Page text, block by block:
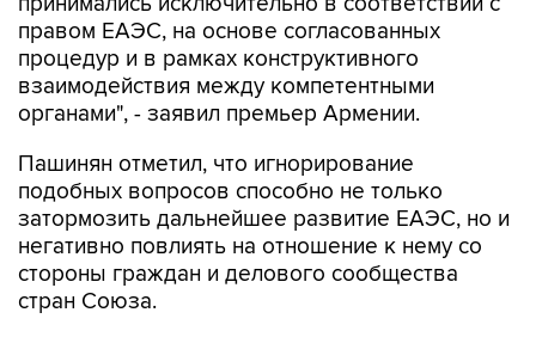
правом ЕАЭС, на основе согласованных
процедур и в рамках конструктивного
взаимодействия между компетентными
органами", - заявил премьер Армении.
Пашинян отметил, что игнорирование
подобных вопросов способно не только
затормозить дальнейшее развитие ЕАЭС, но и
негативно повлиять на отношение к нему со
стороны граждан и делового сообщества
стран Союза.